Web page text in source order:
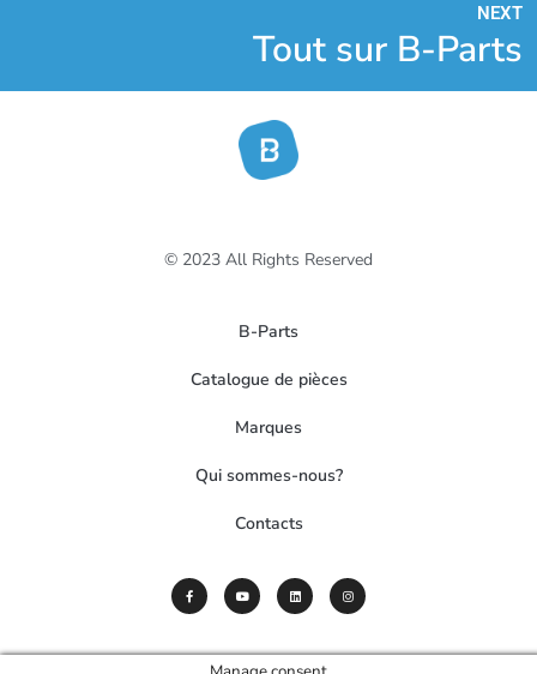
NEXT
Tout sur B-Parts
© 2023 All Rights Reserved
B-Parts
Catalogue de pièces
Marques
Qui sommes-nous?
Contacts